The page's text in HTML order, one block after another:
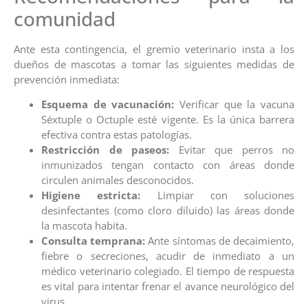
comunidad
Ante esta contingencia, el gremio veterinario insta a los
dueños de mascotas a tomar las siguientes medidas de
prevención inmediata:
Esquema de vacunación: Verificar que la vacuna
Séxtuple o Octuple esté vigente. Es la única barrera
efectiva contra estas patologías.
Restricción de paseos: Evitar que perros no
inmunizados tengan contacto con áreas donde
circulen animales desconocidos.
Higiene estricta: Limpiar con soluciones
desinfectantes (como cloro diluido) las áreas donde
la mascota habita.
Consulta temprana: Ante síntomas de decaimiento,
fiebre o secreciones, acudir de inmediato a un
médico veterinario colegiado. El tiempo de respuesta
es vital para intentar frenar el avance neurológico del